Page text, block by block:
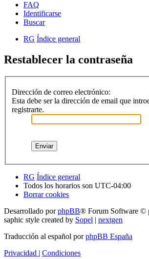
FAQ
Identificarse
Buscar
RG Índice general
Restablecer la contraseña
Dirección de correo electrónico:
Esta debe ser la dirección de email que
registrarte.
RG Índice general
Todos los horarios son UTC-04:00
Borrar cookies
Desarrollado porphpBB® Forum Software ©
saphic style created by Sopel | nextgen
Traducción al español porphpBB España
Privacidad | Condiciones